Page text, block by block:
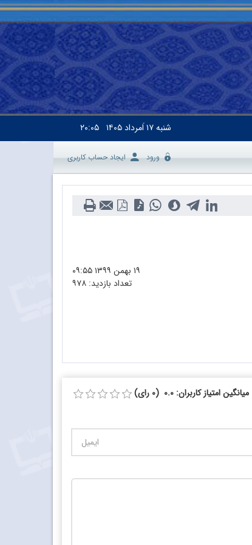
شنبه۱۷ اَمرداد ۱۴۰۵ ۲۰:۰۵
ورود ایجاد حساب کاربری
۱۹ بهمن ۱۳۹۹
۰۹:۵۵
تعداد بازدید: ۹۷۸
میانگین امتیاز کاربران: 0.0 (0 رای)